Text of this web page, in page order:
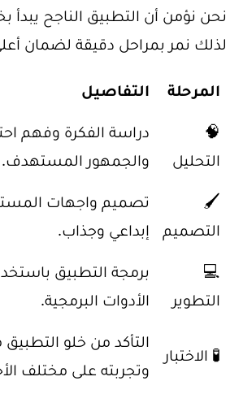
نحن نؤمن أن التطبيق الناجح يبدأ
لذلك نمر بمراحل دقيقة لضمان
المرحلة التفاصيل
🧠
التحليل
دراسة الفكرة وفهم
والجمهور المستهدف.
🖌️
التصميم
تصميم واجهات
إبداعي وجذاب.
💻
التطوير
برمجة التطبيق
الأدوات البرمجية.
🧪 الاختبار
التأكد من خلو
وتجربته على مختلف